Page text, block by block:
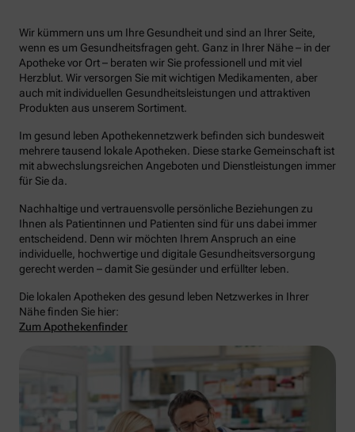
Wir kümmern uns um Ihre Gesundheit und sind an Ihrer Seite,
wenn es um Gesundheitsfragen geht. Ganz in Ihrer Nähe – in der
Apotheke vor Ort – beraten wir Sie professionell und mit viel
Herzblut. Wir versorgen Sie mit wichtigen Medikamenten, aber
auch mit individuellen Gesundheitsleistungen und attraktiven
Produkten aus unserem Sortiment.
Im gesund leben Apothekennetzwerk befinden sich bundesweit
mehrere tausend lokale Apotheken. Diese starke Gemeinschaft ist
mit abwechslungsreichen Angeboten und Dienstleistungen immer
für Sie da.
Nachhaltige und vertrauensvolle persönliche Beziehungen zu
Ihnen als Patientinnen und Patienten sind für uns dabei immer
entscheidend. Denn wir möchten Ihrem Anspruch an eine
individuelle, hochwertige und digitale Gesundheitsversorgung
gerecht werden – damit Sie gesünder und erfüllter leben.
Die lokalen Apotheken des gesund leben Netzwerkes in Ihrer
Nähe finden Sie hier:
Zum Apothekenfinder